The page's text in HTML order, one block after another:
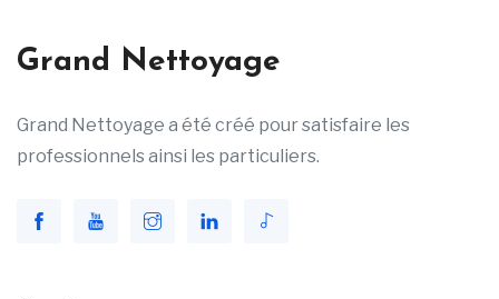
Grand Nettoyage
Grand Nettoyage a été créé pour satisfaire les
professionnels ainsi les particuliers.